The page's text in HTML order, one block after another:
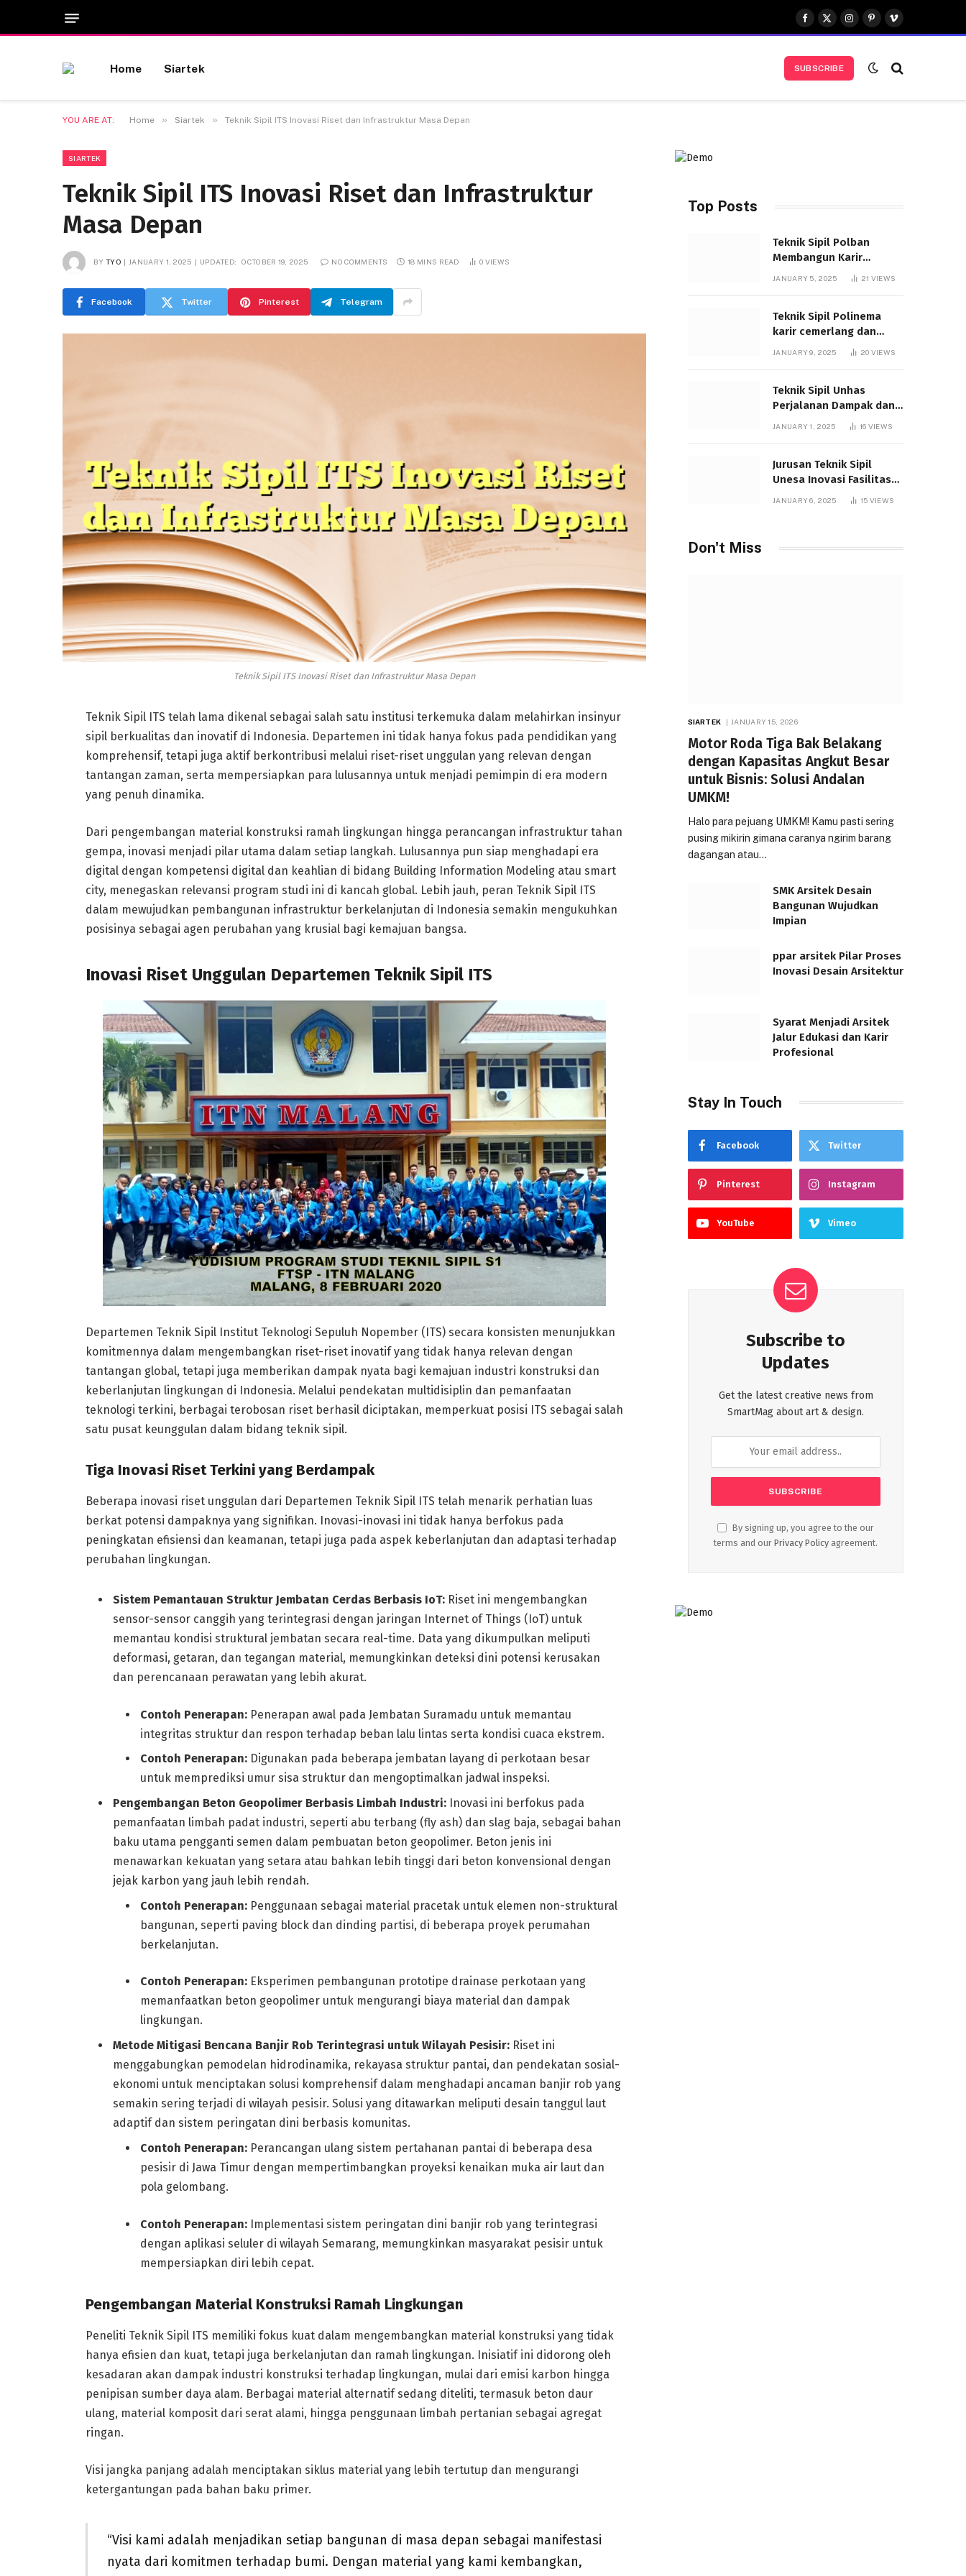
Facebook
X
(Twitter)
Instagram
Pinterest
Vimeo
Home Siartek SUBSCRIBE
YOU ARE AT: Home » Siartek » Teknik Sipil ITS Inovasi Riset dan Infrastruktur Masa Depan
SIARTEK
Teknik Sipil ITS Inovasi Riset dan Infrastruktur
Masa Depan
BY TYO JANUARY 1, 2025 UPDATED: OCTOBER 19, 2025 NO COMMENTS 18 MINS READ 0 VIEWS
Facebook Twitter Pinterest Telegram
Teknik Sipil ITS Inovasi Riset dan Infrastruktur Masa Depan
Teknik Sipil ITS telah lama dikenal sebagai salah satu institusi terkemuka dalam melahirkan insinyur
sipil berkualitas dan inovatif di Indonesia. Departemen ini tidak hanya fokus pada pendidikan yang
komprehensif, tetapi juga aktif berkontribusi melalui riset-riset unggulan yang relevan dengan
tantangan zaman, serta mempersiapkan para lulusannya untuk menjadi pemimpin di era modern
yang penuh dinamika.
Dari pengembangan material konstruksi ramah lingkungan hingga perancangan infrastruktur tahan
gempa, inovasi menjadi pilar utama dalam setiap langkah. Lulusannya pun siap menghadapi era
digital dengan kompetensi digital dan keahlian di bidang Building Information Modeling atau smart
city, menegaskan relevansi program studi ini di kancah global. Lebih jauh, peran Teknik Sipil ITS
dalam mewujudkan pembangunan infrastruktur berkelanjutan di Indonesia semakin mengukuhkan
posisinya sebagai agen perubahan yang krusial bagi kemajuan bangsa.
Inovasi Riset Unggulan Departemen Teknik Sipil ITS
Departemen Teknik Sipil Institut Teknologi Sepuluh Nopember (ITS) secara konsisten menunjukkan
komitmennya dalam mengembangkan riset-riset inovatif yang tidak hanya relevan dengan
tantangan global, tetapi juga memberikan dampak nyata bagi kemajuan industri konstruksi dan
keberlanjutan lingkungan di Indonesia. Melalui pendekatan multidisiplin dan pemanfaatan
teknologi terkini, berbagai terobosan riset berhasil diciptakan, memperkuat posisi ITS sebagai salah
satu pusat keunggulan dalam bidang teknik sipil.
Tiga Inovasi Riset Terkini yang Berdampak
Beberapa inovasi riset unggulan dari Departemen Teknik Sipil ITS telah menarik perhatian luas
berkat potensi dampaknya yang signifikan. Inovasi-inovasi ini tidak hanya berfokus pada
peningkatan efisiensi dan keamanan, tetapi juga pada aspek keberlanjutan dan adaptasi terhadap
perubahan lingkungan.
Sistem Pemantauan Struktur Jembatan Cerdas Berbasis IoT:Riset ini mengembangkan
sensor-sensor canggih yang terintegrasi dengan jaringan Internet of Things (IoT) untuk
memantau kondisi struktural jembatan secara real-time. Data yang dikumpulkan meliputi
deformasi, getaran, dan tegangan material, memungkinkan deteksi dini potensi kerusakan
dan perencanaan perawatan yang lebih akurat.
Contoh Penerapan:Penerapan awal pada Jembatan Suramadu untuk memantau
integritas struktur dan respon terhadap beban lalu lintas serta kondisi cuaca ekstrem.
Contoh Penerapan:Digunakan pada beberapa jembatan layang di perkotaan besar
untuk memprediksi umur sisa struktur dan mengoptimalkan jadwal inspeksi.
Pengembangan Beton Geopolimer Berbasis Limbah Industri:Inovasi ini berfokus pada
pemanfaatan limbah padat industri, seperti abu terbang (fly ash) dan slag baja, sebagai bahan
baku utama pengganti semen dalam pembuatan beton geopolimer. Beton jenis ini
menawarkan kekuatan yang setara atau bahkan lebih tinggi dari beton konvensional dengan
jejak karbon yang jauh lebih rendah.
Contoh Penerapan:Penggunaan sebagai material pracetak untuk elemen non-struktural
bangunan, seperti paving block dan dinding partisi, di beberapa proyek perumahan
berkelanjutan.
Contoh Penerapan:Eksperimen pembangunan prototipe drainase perkotaan yang
memanfaatkan beton geopolimer untuk mengurangi biaya material dan dampak
lingkungan.
Metode Mitigasi Bencana Banjir Rob Terintegrasi untuk Wilayah Pesisir:Riset ini
menggabungkan pemodelan hidrodinamika, rekayasa struktur pantai, dan pendekatan sosial-
ekonomi untuk menciptakan solusi komprehensif dalam menghadapi ancaman banjir rob yang
semakin sering terjadi di wilayah pesisir. Solusi yang ditawarkan meliputi desain tanggul laut
adaptif dan sistem peringatan dini berbasis komunitas.
Contoh Penerapan:Perancangan ulang sistem pertahanan pantai di beberapa desa
pesisir di Jawa Timur dengan mempertimbangkan proyeksi kenaikan muka air laut dan
pola gelombang.
Contoh Penerapan:Implementasi sistem peringatan dini banjir rob yang terintegrasi
dengan aplikasi seluler di wilayah Semarang, memungkinkan masyarakat pesisir untuk
mempersiapkan diri lebih cepat.
Pengembangan Material Konstruksi Ramah Lingkungan
Peneliti Teknik Sipil ITS memiliki fokus kuat dalam mengembangkan material konstruksi yang tidak
hanya efisien dan kuat, tetapi juga berkelanjutan dan ramah lingkungan. Inisiatif ini didorong oleh
kesadaran akan dampak industri konstruksi terhadap lingkungan, mulai dari emisi karbon hingga
penipisan sumber daya alam. Berbagai material alternatif sedang diteliti, termasuk beton daur
ulang, material komposit dari serat alami, hingga penggunaan limbah pertanian sebagai agregat
ringan.
Visi jangka panjang adalah menciptakan siklus material yang lebih tertutup dan mengurangi
ketergantungan pada bahan baku primer.
“Visi kami adalah menjadikan setiap bangunan di masa depan sebagai manifestasi
nyata dari komitmen terhadap bumi. Dengan material yang kami kembangkan,
Top Posts
Teknik Sipil Polban
Membangun Karir
Cemerlang Indonesia
JANUARY 5, 2025 21 VIEWS
Teknik Sipil Polinema
karir cemerlang dan
JANUARY 9, 2025 20 VIEWS
Teknik Sipil Unhas
Perjalanan Dampak dan
JANUARY 1, 2025 16 VIEWS
Jurusan Teknik Sipil
Unesa Inovasi Fasilitas
JANUARY 6, 2025 15 VIEWS
Don't Miss
SIARTEK JANUARY 15, 2026
Motor Roda Tiga Bak Belakang
dengan Kapasitas Angkut Besar
untuk Bisnis: Solusi Andalan
UMKM!
Halo para pejuang UMKM! Kamu pasti sering
pusing mikirin gimana caranya ngirim barang
dagangan atau…
SMK Arsitek Desain
Bangunan Wujudkan
Impian
ppar arsitek Pilar Proses
Inovasi Desain Arsitektur
Syarat Menjadi Arsitek
Jalur Edukasi dan Karir
Profesional
Stay In Touch
Facebook Twitter
Pinterest Instagram
YouTube Vimeo
Subscribe to
Updates
Get the latest creative news from
SmartMag about art & design.
By signing up, you agree to the our
terms and our Privacy Policy agreement.